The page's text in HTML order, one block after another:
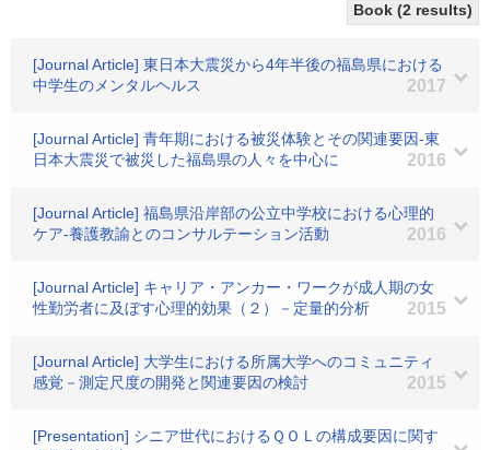
Book (2 results)
[Journal Article] 東日本大震災から4年半後の福島県における
中学生のメンタルヘルス
2017
[Journal Article] 青年期における被災体験とその関連要因-東
日本大震災で被災した福島県の人々を中心に
2016
[Journal Article] 福島県沿岸部の公立中学校における心理的
ケア‐養護教諭とのコンサルテーション活動
2016
[Journal Article] キャリア・アンカー・ワークが成人期の女
性勤労者に及ぼす心理的効果（２）－定量的分析
2015
[Journal Article] 大学生における所属大学へのコミュニティ
感覚－測定尺度の開発と関連要因の検討
2015
[Presentation] シニア世代におけるＱＯＬの構成要因に関す